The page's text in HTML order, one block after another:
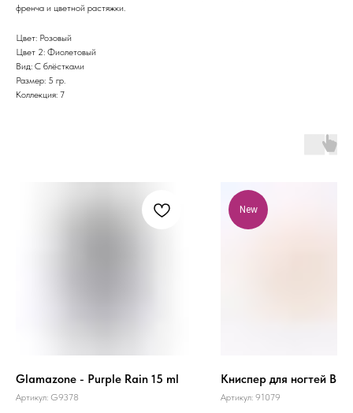
френча и цветной растяжки.
Цвет: Розовый
Цвет 2: Фиолетовый
Вид: С блёстками
Размер: 5 гр.
Коллекция: 7
Glamazone - Purple Rain 15 ml
Артикул: G9378
New
Книспер для ногтей
Артикул: 91079